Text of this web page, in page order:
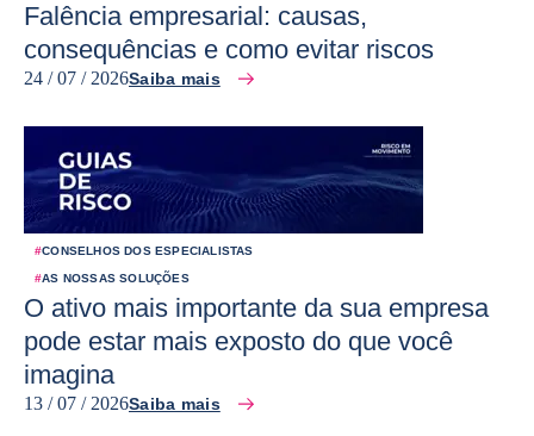
Falência empresarial: causas,
consequências e como evitar riscos
24 / 07 / 2026Saiba mais
#CONSELHOS DOS ESPECIALISTAS
#AS NOSSAS SOLUÇÕES
O ativo mais importante da sua empresa
pode estar mais exposto do que você
imagina
13 / 07 / 2026Saiba mais